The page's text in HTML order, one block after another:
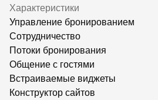
Характеристики
Управление бронированием
Сотрудничество
Потоки бронирования
Общение с гостями
Встраиваемые виджеты
Конструктор сайтов